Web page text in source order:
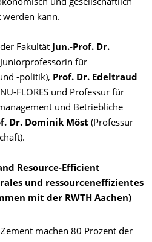
und gesellschaftlich
werden kann.
Fakultät Jun.-Prof. Dr.
für
-politik), Prof. Dr. Edeltraud
FLORES und Professur für
und Betriebliche
Dr. Dominik Möst (Professur
Resource-Efficient
und ressourceneffizientes
mit der RWTH Aachen)
machen 80 Prozent der